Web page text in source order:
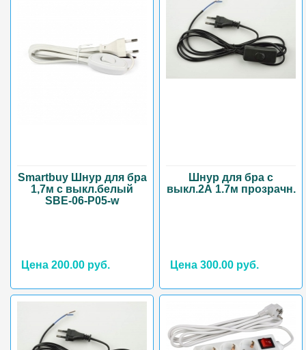
Smartbuy Шнур для бра
1,7м с выкл.белый
SBE-06-P05-w
Цена 200.00 руб.
Шнур для бра с
выкл.2А 1.7м прозрачн.
Цена 300.00 руб.